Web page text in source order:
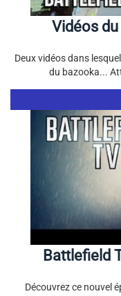
Vidéos
Deux vidéos dans
du bazooka...
Battlefield
Découvrez ce nouvel